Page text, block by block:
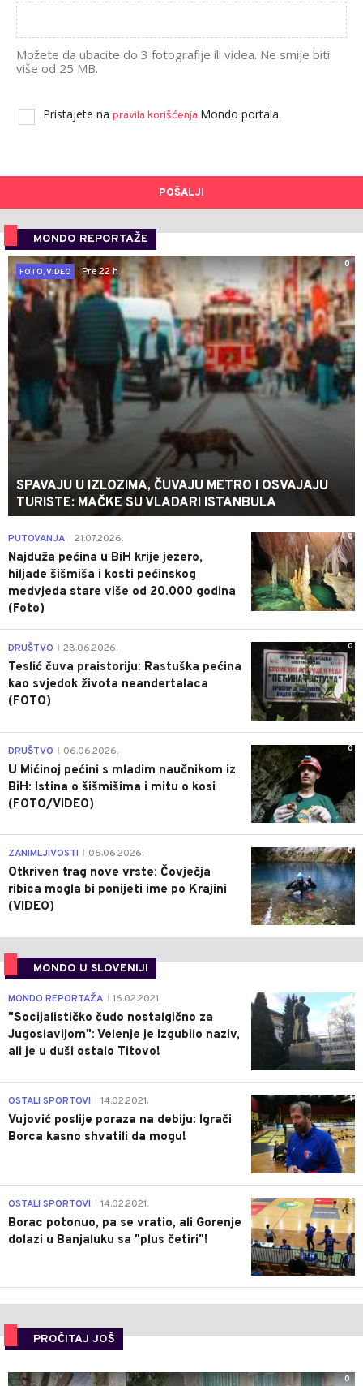
Možete da ubacite do 3 fotografije ili videa. Ne smije biti
više od 25 MB.
Pristajete na pravila korišćenja Mondo portala.
POŠALJI
MONDO REPORTAŽE
0
FOTO, VIDEO
Pre 22 h
SPAVAJU U IZLOZIMA, ČUVAJU METRO I OSVAJAJU
TURISTE: MAČKE SU VLADARI ISTANBULA
0
PUTOVANJA 21.07.2026.
Najduža pećina u BiH krije jezero,
hiljade šišmiša i kosti pećinskog
medvjeda stare više od 20.000 godina
(Foto)
0
DRUŠTVO 28.06.2026.
Teslić čuva praistoriju: Rastuška pećina
kao svjedok života neandertalaca
(FOTO)
0
DRUŠTVO 06.06.2026.
U Mićinoj pećini s mladim naučnikom iz
BiH: Istina o šišmišima i mitu o kosi
(FOTO/VIDEO)
0
ZANIMLJIVOSTI 05.06.2026.
Otkriven trag nove vrste: Čovječja
ribica mogla bi ponijeti ime po Krajini
(VIDEO)
MONDO U SLOVENIJI
4
MONDO REPORTAŽA 16.02.2021.
"Socijalističko čudo nostalgično za
Jugoslavijom": Velenje je izgubilo naziv,
ali je u duši ostalo Titovo!
1
OSTALI SPORTOVI 14.02.2021.
Vujović poslije poraza na debiju: Igrači
Borca kasno shvatili da mogu!
3
OSTALI SPORTOVI 14.02.2021.
Borac potonuo, pa se vratio, ali Gorenje
dolazi u Banjaluku sa "plus četiri"!
PROČITAJ JOŠ
0